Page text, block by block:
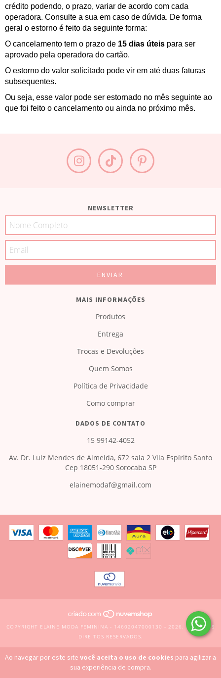
Ao navegar por este site você aceita o uso de cookies para agilizar a
sua experiência de compra.
crédito podendo, o prazo, variar de acordo com cada
operadora. Consulte a sua em caso de dúvida. De forma
geral o estorno é feito da seguinte forma:
O cancelamento tem o prazo de 15 dias úteis para ser
aprovado pela operadora do cartão.
O estorno do valor solicitado pode vir em até duas faturas
subsequentes.
Ou seja, esse valor pode ser estornado no mês seguinte ao
que foi feito o cancelamento ou ainda no próximo mês.
NEWSLETTER
MAIS INFORMAÇÕES
Produtos
Entrega
Trocas e Devoluções
Quem Somos
Política de Privacidade
Como comprar
DADOS DE CONTATO
15 99142-4052
Av. Dr. Luiz Mendes de Almeida, 672 sala 2 Vila Espírito Santo
Cep 18051-290 Sorocaba SP
elainemodaf@gmail.com
COPYRIGHT ELAINE MODA FEMININA - 14602047000130 - 2026. TODOS OS
DIREITOS RESERVADOS.